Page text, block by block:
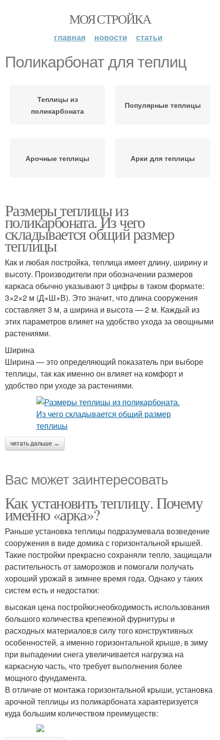
МОЯ СТРОЙКА
главная новости статьи
Поликарбонат для теплиц
Теплицы из
поликарбоната
Популярные теплицы
Арочные теплицы Арки для теплицы
Размеры теплицы из
поликарбоната. Из чего
складывается общий размер
теплицы
Как и любая постройка, теплица имеет длину, ширину и
высоту. Производители при обозначении размеров
каркаса обычно указывают 3 цифры в таком формате:
3×2×2 м (Д×Ш×В). Это значит, что длина сооружения
составляет 3 м, а ширина и высота — 2 м. Каждый из
этих параметров влияет на удобство ухода за овощными
растениями.
Ширина
Ширина — это определяющий показатель при выборе
теплицы, так как именно он влияет на комфорт и
удобство при уходе за растениями.
читать дальше →
Вас может заинтересовать
Как установить теплицу. Почему
именно «арка»?
Раньше установка теплицы подразумевала возведение
сооружения в виде домика с горизонтальной крышей.
Такие постройки прекрасно сохраняли тепло, защищали
растительность от заморозков и помогали получать
хороший урожай в зимнее время года. Однако у таких
систем есть и недостатки:
высокая цена постройки;необходимость использования
большого количества крепежной фурнитуры и
расходных материалов;в силу того конструктивных
особенностей, а именно горизонтальной крыше, в зиму
при выпадении снега увеличивается нагрузка на
каркасную часть, что требует выполнения более
мощного фундамента.
В отличие от монтажа горизонтальной крыши, установка
арочной теплицы из поликарбоната характеризуется
куда большим количеством преимуществ: